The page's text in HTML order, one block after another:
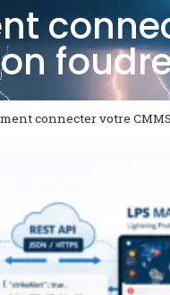
foudre
connecter votre